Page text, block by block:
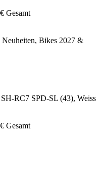
Gesamt
Neuheiten, Bikes 2027 &
RC7 SPD-SL (43), Weiss
Gesamt